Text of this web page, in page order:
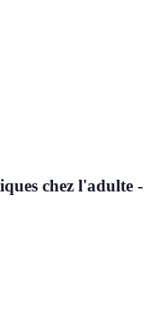
chez l'adulte -